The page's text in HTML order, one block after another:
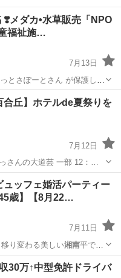
メダカ•水草販売「NPO
福祉施…
7月13日
とさぽーとさん が保護し
合丘】ホテルde夏祭りを
7月12日
さんの大道芸 一部 12：…
域/お祭り 夏祭り
ッフェ婚活パーティー
歳】【8月22…
7月11日
り変わる美しい湘南平で、
ラン … ら、平35系統で
から「湘南平」まで約23
会場
30万↑中型免許ドライバ